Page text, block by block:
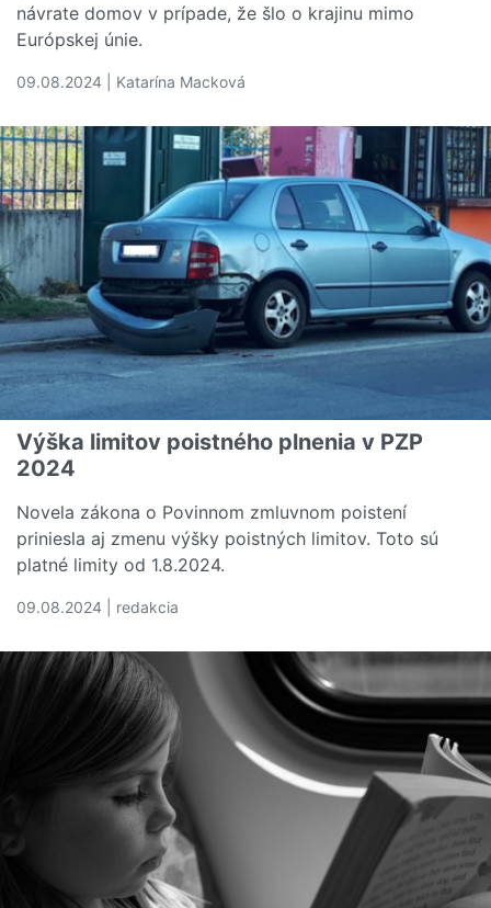
návrate domov v prípade, že šlo o krajinu mimo
Európskej únie.
09.08.2024 | Katarína Macková
Výška limitov poistného plnenia v PZP
2024
Novela zákona o Povinnom zmluvnom poistení
priniesla aj zmenu výšky poistných limitov. Toto sú
platné limity od 1.8.2024.
09.08.2024 | redakcia